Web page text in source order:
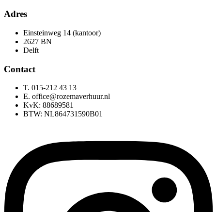
Adres
Einsteinweg 14 (kantoor)
2627 BN
Delft
Contact
T. 015-212 43 13
E. office@rozemaverhuur.nl
KvK: 88689581
BTW: NL864731590B01